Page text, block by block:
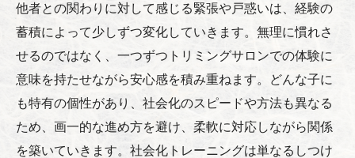
他者との関わりに対して感じる緊張や戸惑いは、経験の
蓄積によって少しずつ変化していきます。無理に慣れさ
せるのではなく、一つずつトリミングサロンでの体験に
意味を持たせながら安心感を積み重ねます。どんな子に
も特有の個性があり、社会化のスピードや方法も異なる
ため、画一的な進め方を避け、柔軟に対応しながら関係
を築いていきます。社会化トレーニングは単なるしつけ